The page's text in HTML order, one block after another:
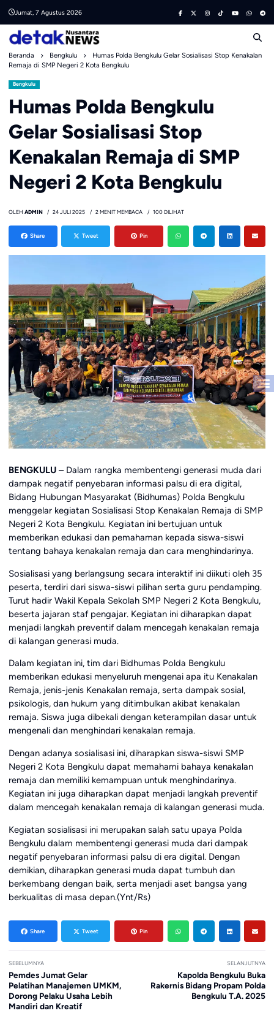
content
Jumat, 7 Agustus 2026
Beranda Bengkulu
Humas Polda Bengkulu Gelar Sosialisasi Stop Kenakalan
Remaja di SMP Negeri 2 Kota Bengkulu
Bengkulu
Humas Polda Bengkulu
Gelar Sosialisasi Stop
Kenakalan Remaja di SMP
Negeri 2 Kota Bengkulu
OLEH ADMIN 24 JULI 2025 2 MENIT MEMBACA 100 DILIHAT
Share Tweet Pin
BENGKULU– Dalam rangka membentengi generasi muda dari
dampak negatif penyebaran informasi palsu di era digital,
Bidang Hubungan Masyarakat (Bidhumas) Polda Bengkulu
menggelar kegiatan Sosialisasi Stop Kenakalan Remaja di SMP
Negeri 2 Kota Bengkulu. Kegiatan ini bertujuan untuk
memberikan edukasi dan pemahaman kepada siswa-siswi
tentang bahaya kenakalan remaja dan cara menghindarinya.
Sosialisasi yang berlangsung secara interaktif ini diikuti oleh 35
peserta, terdiri dari siswa-siswi pilihan serta guru pendamping.
Turut hadir Wakil Kepala Sekolah SMP Negeri 2 Kota Bengkulu,
beserta jajaran staf pengajar. Kegiatan ini diharapkan dapat
menjadi langkah preventif dalam mencegah kenakalan remaja
di kalangan generasi muda.
Dalam kegiatan ini, tim dari Bidhumas Polda Bengkulu
memberikan edukasi menyeluruh mengenai apa itu Kenakalan
Remaja, jenis-jenis Kenakalan remaja, serta dampak sosial,
psikologis, dan hukum yang ditimbulkan akibat kenakalan
remaja. Siswa juga dibekali dengan keterampilan dasar untuk
mengenali dan menghindari kenakalan remaja.
Dengan adanya sosialisasi ini, diharapkan siswa-siswi SMP
Negeri 2 Kota Bengkulu dapat memahami bahaya kenakalan
remaja dan memiliki kemampuan untuk menghindarinya.
Kegiatan ini juga diharapkan dapat menjadi langkah preventif
dalam mencegah kenakalan remaja di kalangan generasi muda.
Kegiatan sosialisasi ini merupakan salah satu upaya Polda
Bengkulu dalam membentengi generasi muda dari dampak
negatif penyebaran informasi palsu di era digital. Dengan
demikian, diharapkan generasi muda dapat tumbuh dan
berkembang dengan baik, serta menjadi aset bangsa yang
berkualitas di masa depan.(Ynt/Rs)
Share Tweet Pin
SEBELUMNYA
Pemdes Jumat Gelar
Pelatihan Manajemen UMKM,
Dorong Pelaku Usaha Lebih
Mandiri dan Kreatif
SELANJUTNYA
Kapolda Bengkulu Buka
Rakernis Bidang Propam Polda
Bengkulu T.A. 2025